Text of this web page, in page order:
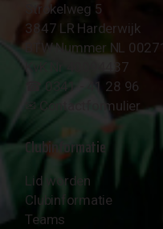
Strokelweg 5
3847 LR Harderwijk
BTW Nummer NL
KvK Nr 40094437
☎︎ 0341 - 41 28 96
✉︎ Contactformulier
Clubinformatie
Lid worden
Clubinformatie
Teams